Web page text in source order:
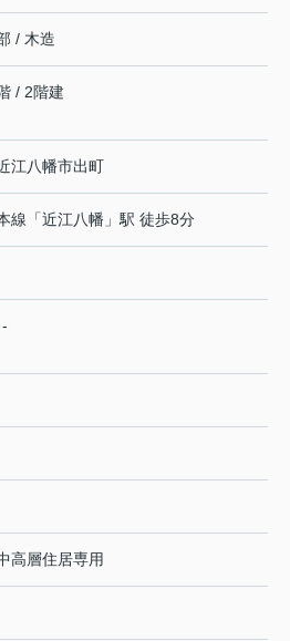
/ 木造
/ 2階建
江八幡市出町
線 「近江八幡 」駅 徒歩8分
高層住居専用